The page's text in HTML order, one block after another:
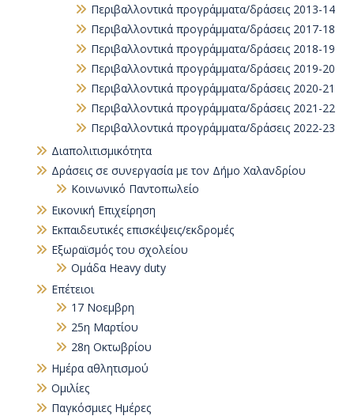
Περιβαλλοντικά προγράμματα/δράσεις 2013-14
Περιβαλλοντικά προγράμματα/δράσεις 2017-18
Περιβαλλοντικά προγράμματα/δράσεις 2018-19
Περιβαλλοντικά προγράμματα/δράσεις 2019-20
Περιβαλλοντικά προγράμματα/δράσεις 2020-21
Περιβαλλοντικά προγράμματα/δράσεις 2021-22
Περιβαλλοντικά προγράμματα/δράσεις 2022-23
Διαπολιτισμικότητα
Δράσεις σε συνεργασία με τον Δήμο Χαλανδρίου
Κοινωνικό Παντοπωλείο
Εικονική Επιχείρηση
Εκπαιδευτικές επισκέψεις/εκδρομές
Εξωραϊσμός του σχολείου
Ομάδα Heavy duty
Επέτειοι
17 Νοεμβρη
25η Μαρτίου
28η Οκτωβρίου
Ημέρα αθλητισμού
Ομιλίες
Παγκόσμιες Ημέρες